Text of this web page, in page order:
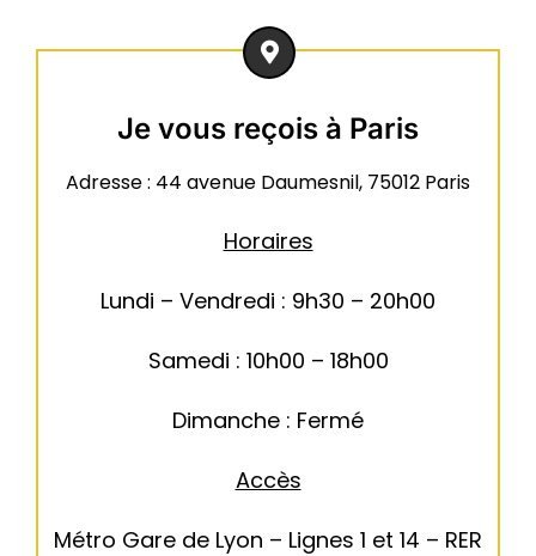
Je vous reçois à Paris
Adresse : 44 avenue Daumesnil, 75012 Paris
Horaires
Lundi – Vendredi : 9h30 – 20h00
Samedi : 10h00 – 18h00
Dimanche : Fermé
Accès
Métro Gare de Lyon – Lignes 1 et 14 – RER